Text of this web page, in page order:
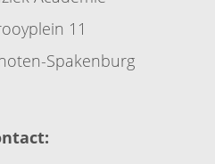
11
Spakenburg